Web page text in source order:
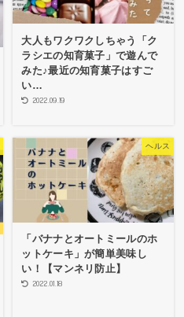
大人もワクワクしちゃう「ク
ラシエの知育菓子」で遊んで
みた♪最近の知育菓子はすご
い…
2022.09.19
ヘルス
「バナナとオートミールのホ
ットケーキ」が簡単美味し
い！【マンネリ防止】
2022.01.18